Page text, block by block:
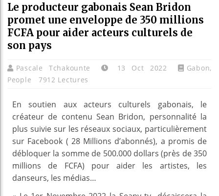
Le producteur gabonais Sean Bridon
promet une enveloppe de 350 millions
FCFA pour aider acteurs culturels de
son pays
Pascale Tchakounte 13 Oct 2022 Gabon,
People
7912 Lectures
En soutien aux acteurs culturels gabonais, le
créateur de contenu Sean Bridon, personnalité la
plus suivie sur les réseaux sociaux, particulièrement
sur Facebook ( 28 Millions d’abonnés), a promis de
débloquer la somme de 500.000 dollars (près de 350
millions de FCFA) pour aider les artistes, les
danseurs, les médias…